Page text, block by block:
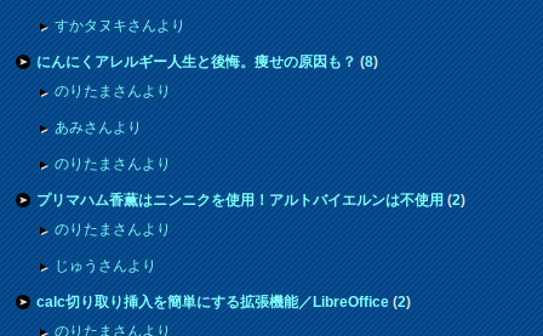
すかタヌキさんより
にんにくアレルギー人生と後悔。痩せの原因も？(8)
のりたまさんより
あみさんより
のりたまさんより
プリマハム香薫はニンニクを使用！アルトバイエルンは不使用(2)
のりたまさんより
じゅうさんより
calc切り取り挿入を簡単にする拡張機能／LibreOffice(2)
のりたまさんより